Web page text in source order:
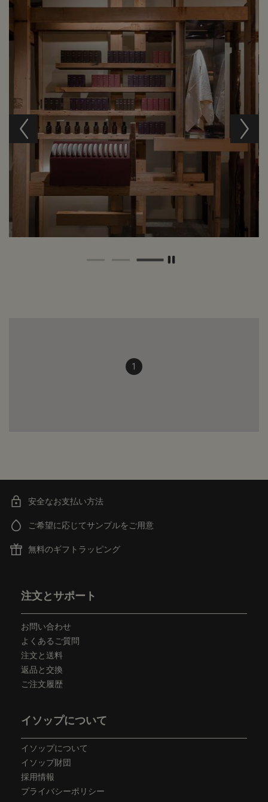
1
安全なお支払い方法
ご希望に応じてサンプルをご用意
無料のギフトラッピング
注文とサポート
お問い合わせ
よくあるご質問
注文と送料
返品と交換
ご注文履歴
イソップについて
イソップについて
イソップ財団
採用情報
プライバシーポリシー